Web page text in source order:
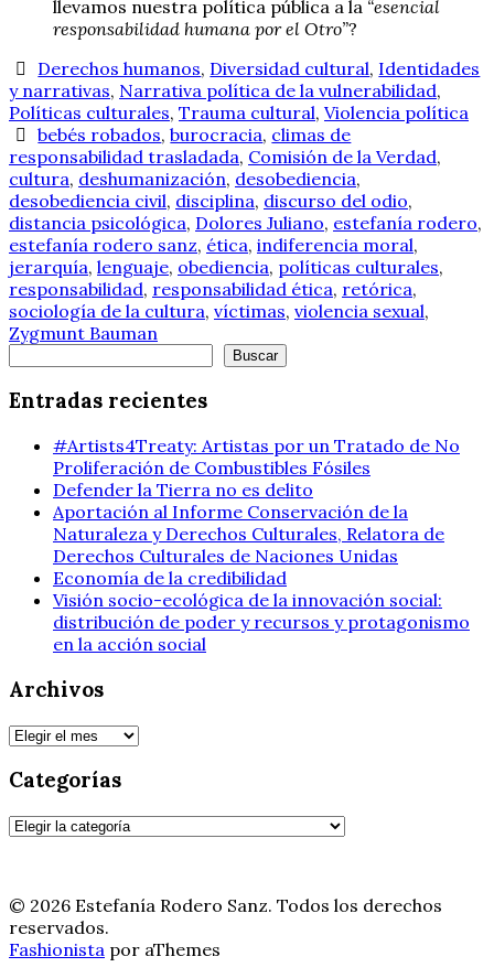
llevamos nuestra política pública a la “esencial
responsabilidad humana por el Otro”?
Derechos humanos, Diversidad cultural, Identidades
y narrativas, Narrativa política de la vulnerabilidad,
Políticas culturales, Trauma cultural, Violencia política
bebés robados,burocracia, climas de
responsabilidad trasladada, Comisión de la Verdad,
cultura, deshumanización, desobediencia,
desobediencia civil, disciplina, discurso del odio,
distancia psicológica, Dolores Juliano, estefanía rodero,
estefanía rodero sanz, ética, indiferencia moral,
jerarquía, lenguaje, obediencia, políticas culturales,
responsabilidad, responsabilidad ética, retórica,
sociología de la cultura, víctimas, violencia sexual,
Zygmunt Bauman
Buscar
Entradas recientes
#Artists4Treaty: Artistas por un Tratado de No
Proliferación de Combustibles Fósiles
Defender la Tierra no es delito
Aportación al Informe Conservación de la
Naturaleza y Derechos Culturales, Relatora de
Derechos Culturales de Naciones Unidas
Economía de la credibilidad
Visión socio-ecológica de la innovación social:
distribución de poder y recursos y protagonismo
en la acción social
Archivos
Archivos
Categorías
Categorías
© 2026 Estefanía Rodero Sanz. Todos los derechos
reservados.
Fashionista por aThemes